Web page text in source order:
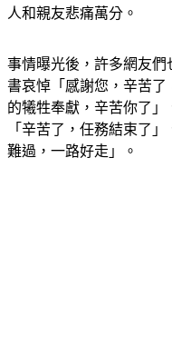
人和親友悲痛萬分。
事情曝光後，許多網友
書哀悼「感謝您，辛苦
的犧牲奉獻，辛苦你了」
「辛苦了，任務結束了
難過，一路好走」。